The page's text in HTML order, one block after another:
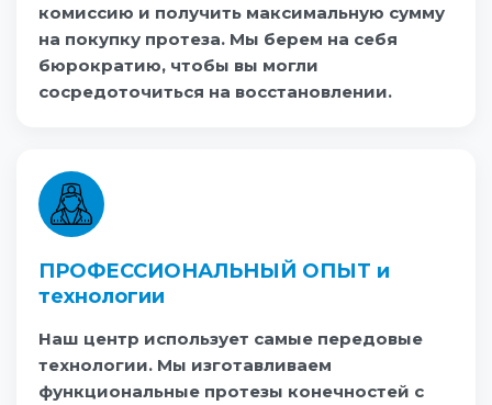
комиссию и получить максимальную сумму
на покупку протеза. Мы берем на себя
бюрократию, чтобы вы могли
сосредоточиться на восстановлении.
ПРОФЕССИОНАЛЬНЫЙ ОПЫТ и
технологии
Наш центр использует самые передовые
технологии. Мы изготавливаем
функциональные протезы конечностей с